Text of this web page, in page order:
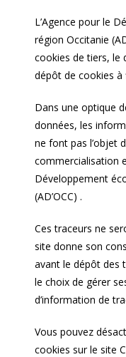
L’Agence pour le
région Occitanie
cookies de tiers, le
dépôt de cookies
Dans une optique
données, les
ne font pas l’objet
commercialisation
Développement
(AD’OCC) .
Ces traceurs ne
site donne son
avant le dépôt des
le choix de gérer
d’information de
Vous pouvez
cookies sur le site